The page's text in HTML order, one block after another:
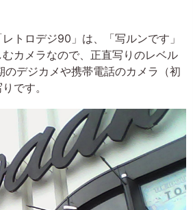
トロデジ90」は、「写ルンです」
カメラなので、正直写りのレベル
デジカメや携帯電話のカメラ（初
です。